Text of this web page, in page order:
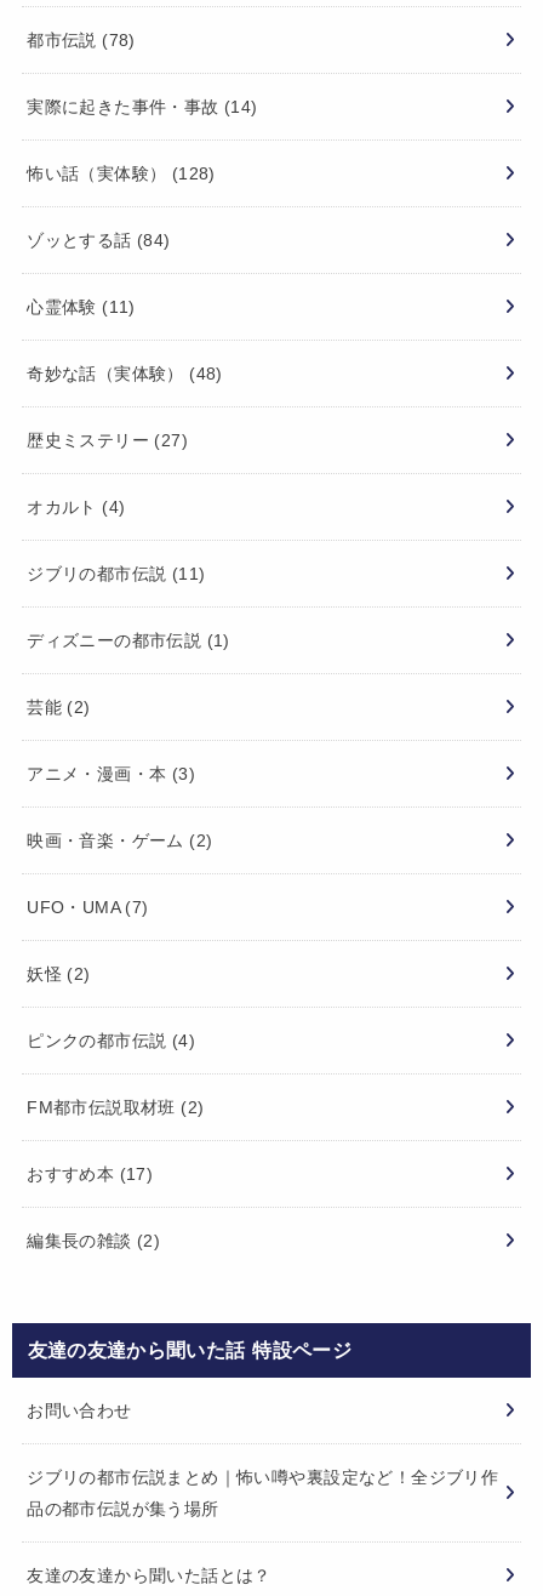
都市伝説 (78)
実際に起きた事件・事故 (14)
怖い話（実体験） (128)
ゾッとする話 (84)
心霊体験 (11)
奇妙な話（実体験） (48)
歴史ミステリー (27)
オカルト (4)
ジブリの都市伝説 (11)
ディズニーの都市伝説 (1)
芸能 (2)
アニメ・漫画・本 (3)
映画・音楽・ゲーム (2)
UFO・UMA (7)
妖怪 (2)
ピンクの都市伝説 (4)
FM都市伝説取材班 (2)
おすすめ本 (17)
編集長の雑談 (2)
友達の友達から聞いた話 特設ページ
お問い合わせ
ジブリの都市伝説まとめ｜怖い噂や裏設定など！全ジブリ作
品の都市伝説が集う場所
友達の友達から聞いた話とは？